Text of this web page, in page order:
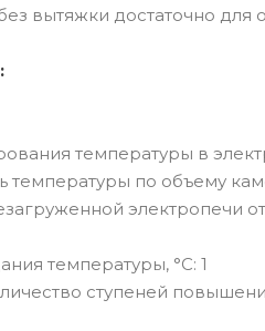
вытяжки достаточно для
температуры в
температуры по объему
электропечи
температуры, °С: 1
ступеней